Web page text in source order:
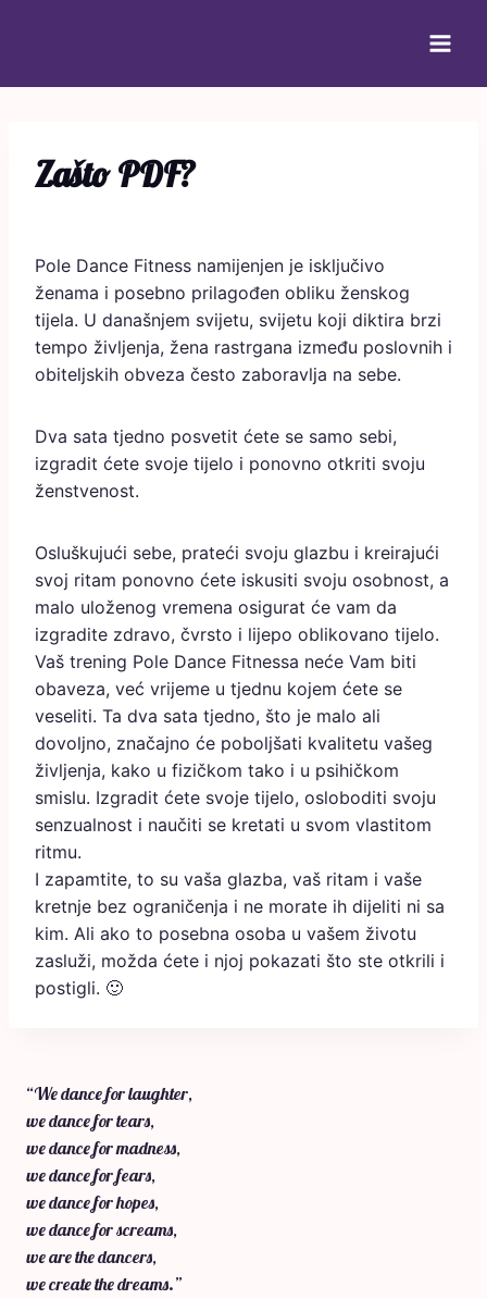
Zašto PDF?
Pole Dance Fitness namijenjen je isključivo
ženama i posebno prilagođen obliku ženskog
tijela. U današnjem svijetu, svijetu koji diktira brzi
tempo življenja, žena rastrgana između poslovnih i
obiteljskih obveza često zaboravlja na sebe.
Dva sata tjedno posvetit ćete se samo sebi,
izgradit ćete svoje tijelo i ponovno otkriti svoju
ženstvenost.
Osluškujući sebe, prateći svoju glazbu i kreirajući
svoj ritam ponovno ćete iskusiti svoju osobnost, a
malo uloženog vremena osigurat će vam da
izgradite zdravo, čvrsto i lijepo oblikovano tijelo.
Vaš trening Pole Dance Fitnessa neće Vam biti
obaveza, već vrijeme u tjednu kojem ćete se
veseliti. Ta dva sata tjedno, što je malo ali
dovoljno, značajno će poboljšati kvalitetu vašeg
življenja, kako u fizičkom tako i u psihičkom
smislu. Izgradit ćete svoje tijelo, osloboditi svoju
senzualnost i naučiti se kretati u svom vlastitom
ritmu.
I zapamtite, to su vaša glazba, vaš ritam i vaše
kretnje bez ograničenja i ne morate ih dijeliti ni sa
kim. Ali ako to posebna osoba u vašem životu
zasluži, možda ćete i njoj pokazati što ste otkrili i
postigli. 🙂
“We dance for laughter,
we dance for tears,
we dance for madness,
we dance for fears,
we dance for hopes,
we dance for screams,
we are the dancers,
we create the dreams.”